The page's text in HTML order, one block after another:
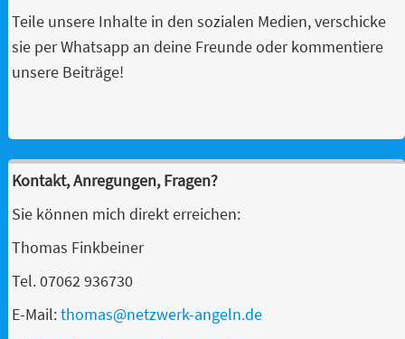
Teile unsere Inhalte in den sozialen Medien, verschicke
sie per Whatsapp an deine Freunde oder kommentiere
unsere Beiträge!
Kontakt, Anregungen, Fragen?
Sie können mich direkt erreichen:
Thomas Finkbeiner
Tel. 07062 936730
E-Mail:thomas@netzwerk-angeln.de